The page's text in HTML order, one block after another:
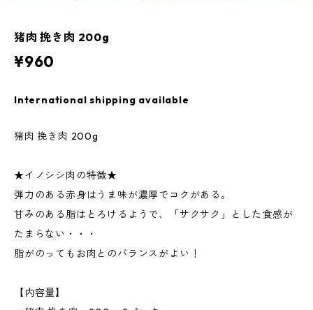
猪肉 挽き肉 200g
¥960
International shipping available
猪肉 挽き肉 200g
★イノシシ肉の特徴★
弾力のある赤身はうま味が濃厚でコクがある。
甘みのある脂はとろけるようで、「サクサク」とした食感が
たまらない・・・
脂がのってもお肉とのバランスがよい！
【内容量】